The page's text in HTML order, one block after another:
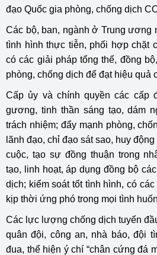
đạo Quốc gia phòng, chống dịch
Các bộ, ban, ngành ở Trung ương
tình hình thực tiễn, phối hợp chặt
có các giải pháp tổng thể, đồng
phòng, chống dịch để đạt hiệu quả
Cấp ủy và chính quyền các cấp
gương, tinh thần sáng tạo, dám
trách nhiệm; đẩy mạnh phòng,
lãnh đạo, chỉ đạo sát sao, huy
cuộc, tạo sự đồng thuận trong
tạo, linh hoạt, áp dụng đồng bộ
dịch; kiểm soát tốt tình hình, có
kịp thời ứng phó trong mọi tình
Các lực lượng chống dịch tuyến
quân đội, công an, nhà báo, đội
đua, thể hiện ý chí “chân cứng đá